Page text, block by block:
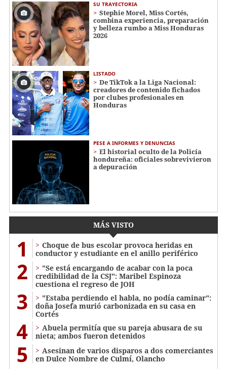
SU TRAYECTORIA
Stephie Morel, Miss Cortés,
combina experiencia, preparación
y belleza rumbo a Miss Honduras
2026
LISTADO
De TikTok a la Liga Nacional:
creadores de contenido fichados
por clubes profesionales en
Honduras
PESE A INFORMES Y DENUNCIAS
El historial oculto de la Policía
hondureña: oficiales sobrevivieron
a depuración
MÁS VISTO
1
Choque de bus escolar provoca heridas en
conductor y estudiante en el anillo periférico
2
"Se está encargando de acabar con la poca
credibilidad de la CSJ": Maribel Espinoza
cuestiona el regreso de JOH
3
"Estaba perdiendo el habla, no podía caminar":
doña Josefa murió carbonizada en su casa en
Cortés
4
Abuela permitía que su pareja abusara de su
nieta; ambos fueron detenidos
5
Asesinan de varios disparos a dos comerciantes
en Dulce Nombre de Culmí, Olancho